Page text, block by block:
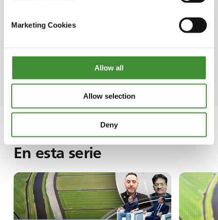
Marketing Cookies
Allow all
Allow selection
Deny
agricultura deben equilibrarse con
a la cantidad de agua que puede conservarse
En esta serie